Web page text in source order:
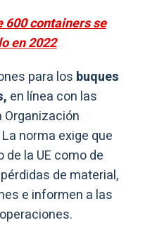
600 containers se
en 2022
para los buques
en línea con las
norma exige que
la UE como de
de material,
e informen a las